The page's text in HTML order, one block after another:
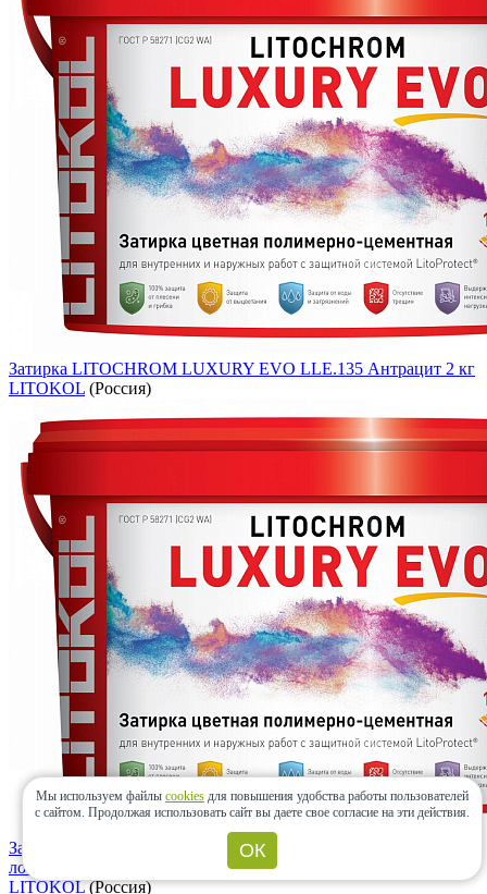
Затирка LITOCHROM LUXURY EVO LLE.135 Антрацит 2 кг
LITOKOL (Россия)
Затирка LITOCHROM LUXURY EVO LLE.330 Розовый
лосось 2 кг
LITOKOL(Россия)
Мы используем файлы cookies для повышения удобства работы пользователей
с сайтом. Продолжая использовать сайт вы даете свое согласие на эти действия.
ОК